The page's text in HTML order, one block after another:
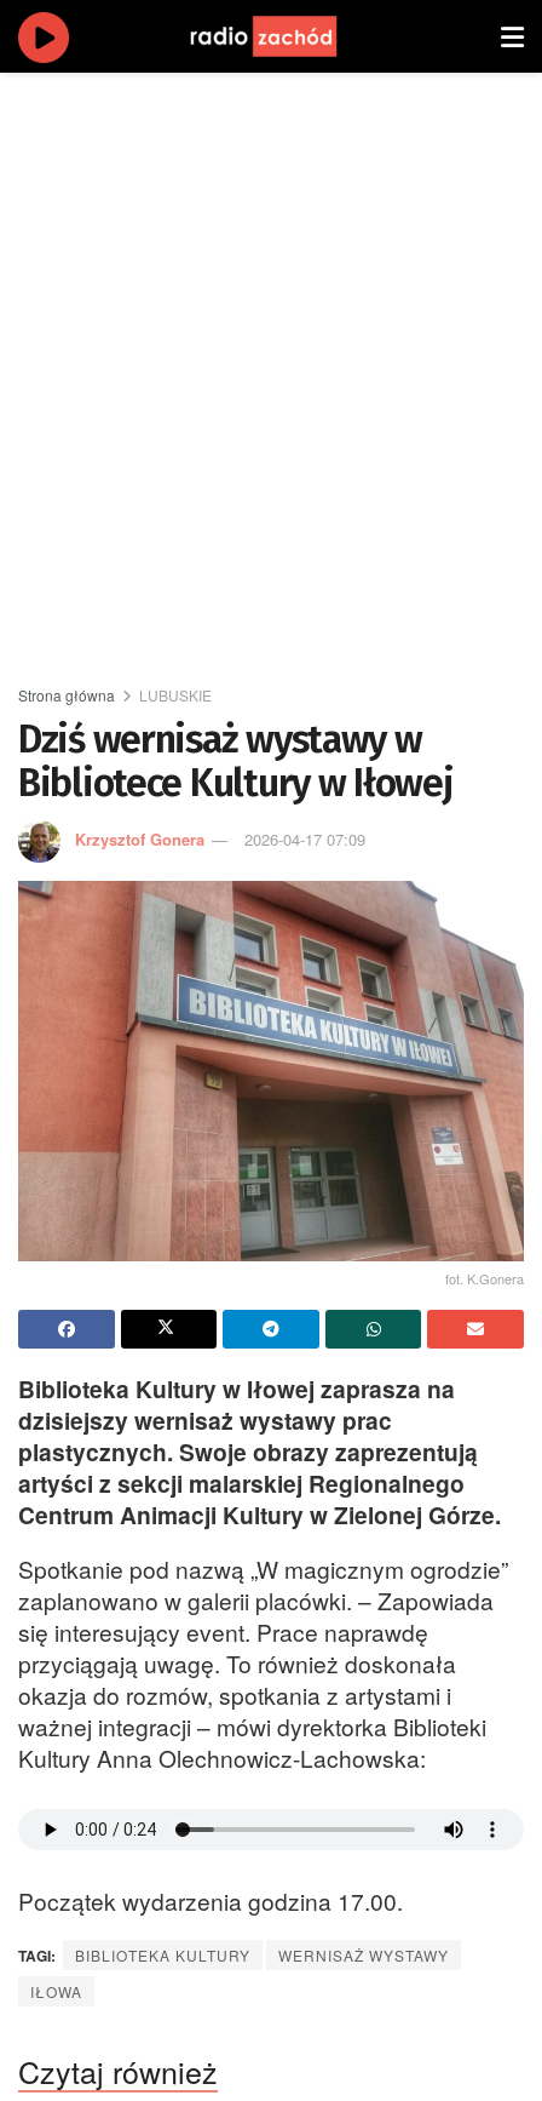
Strona główna LUBUSKIE
Dziś wernisaż wystawy w
Bibliotece Kultury w Iłowej
Krzysztof Gonera 2026-04-17 07:09
fot. K.Gonera
Biblioteka Kultury w Iłowej zaprasza na
dzisiejszy wernisaż wystawy prac
plastycznych. Swoje obrazy zaprezentują
artyści z sekcji malarskiej Regionalnego
Centrum Animacji Kultury w Zielonej Górze.
Spotkanie pod nazwą „W magicznym ogrodzie”
zaplanowano w galerii placówki. – Zapowiada
się interesujący event. Prace naprawdę
przyciągają uwagę. To również doskonała
okazja do rozmów, spotkania z artystami i
ważnej integracji – mówi dyrektorka Biblioteki
Kultury Anna Olechnowicz-Lachowska:
Początek wydarzenia godzina 17.00.
TAGI: BIBLIOTEKA KULTURY
WERNISAŻ WYSTAWY
IŁOWA
Czytaj również